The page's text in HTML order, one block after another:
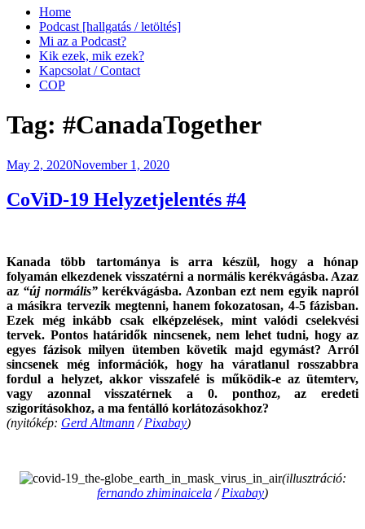
Home
Podcast [hallgatás / letöltés]
Mi az a Podcast?
Kik ezek, mik ezek?
Kapcsolat / Contact
COP
Tag: #CanadaTogether
Posted
May 2, 2020November 1, 2020
CoViD-19 Helyzetjelentés #4
Kanada több tartománya is arra készül, hogy a hónap
folyamán elkezdenek visszatérni a normális kerékvágásba. Azaz
az “új normális”kerékvágásba. Azonban ezt nem egyik napról
a másikra tervezik megtenni, hanem fokozatosan, 4-5 fázisban.
Ezek még inkább csak elképzelések, mint valódi cselekvési
tervek. Pontos határidők nincsenek, nem lehet tudni, hogy az
egyes fázisok milyen ütemben követik majd egymást? Arról
sincsenek még információk, hogy ha váratlanul rosszabbra
fordul a helyzet, akkor visszafelé is működik-e az ütemterv,
vagy azonnal visszatérnek a 0. ponthoz, az eredeti
szigorításokhoz, a ma fentálló korlátozásokhoz?
(nyitókép: Gerd Altmann /Pixabay)
(illusztráció:
fernando zhiminaicela /Pixabay)